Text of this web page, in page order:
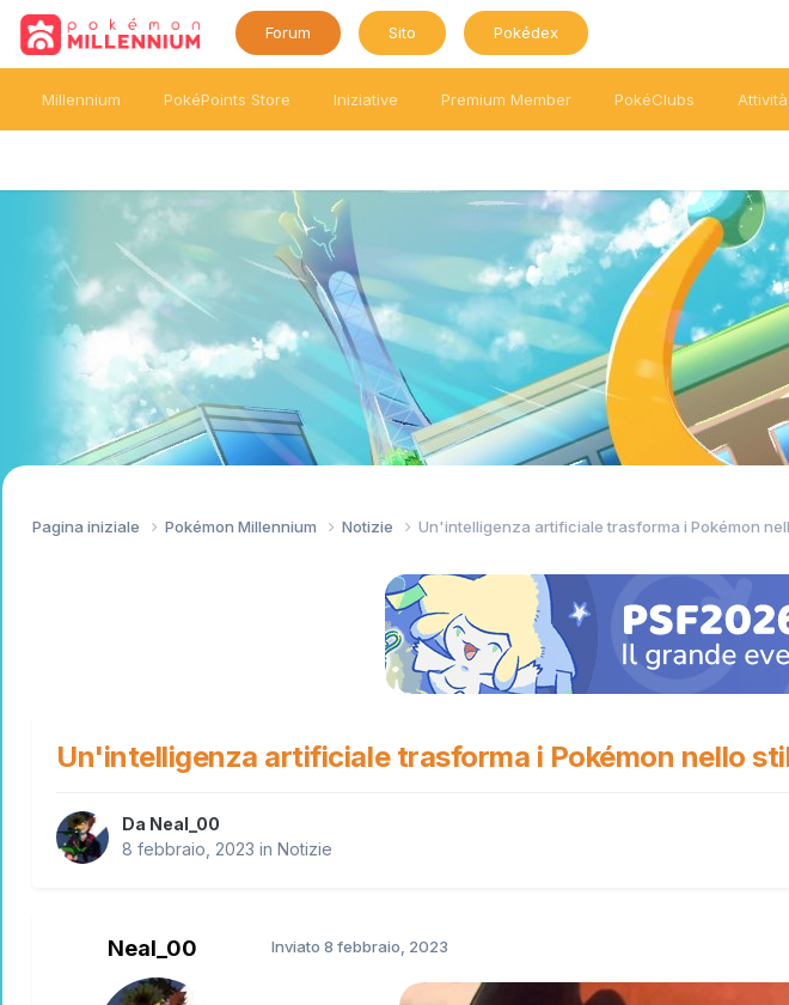
Forum Sito Pokédex
Millennium PokéPoints Store Iniziative Premium Member PokéClubs Attività
Pagina iniziale Pokémon Millennium Notizie Un'intelligenza artificiale trasforma i Pokémon
Un'intelligenza artificiale trasforma i Pokémon nello
Da Neal_00
8 febbraio, 2023 in Notizie
Neal_00 Inviato 8 febbraio, 2023